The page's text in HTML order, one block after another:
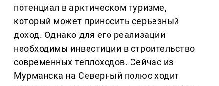
потенциал в арктическом туризме,
который может приносить серьезный
доход. Однако для его реализации
необходимы инвестиции в строительство
современных теплоходов. Сейчас из
Мурманска на Северный полюс ходит